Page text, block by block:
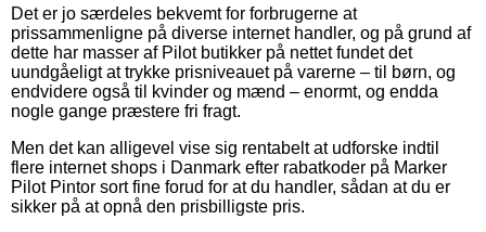
Det er jo særdeles bekvemt for forbrugerne at
prissammenligne på diverse internet handler, og på grund af
dette har masser af Pilot butikker på nettet fundet det
uundgåeligt at trykke prisniveauet på varerne – til børn, og
endvidere også til kvinder og mænd – enormt, og endda
nogle gange præstere fri fragt.
Men det kan alligevel vise sig rentabelt at udforske indtil
flere internet shops i Danmark efter rabatkoder på Marker
Pilot Pintor sort fine forud for at du handler, sådan at du er
sikker på at opnå den prisbilligste pris.